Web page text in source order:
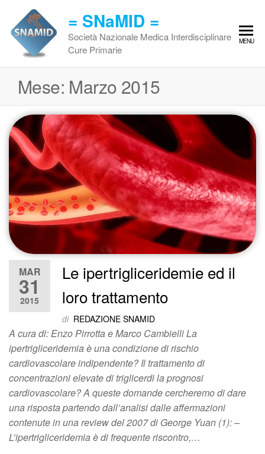
contenuto
= SNaMID =
Società Nazionale Medica Interdisciplinare
Cure Primarie
MENU
Mese: Marzo 2015
MAR
31
2015
Le ipertrigliceridemie ed il
loro trattamento
di REDAZIONE SNAMID
A cura di: Enzo Pirrotta e Marco Cambielli La
ipertrigliceridemia è una condizione di rischio
cardiovascolare indipendente? Il trattamento di
concentrazioni elevate di triglicerdi la prognosi
cardiovascolare? A queste domande cercheremo di dare
una risposta partendo dall’analisi dalle affermazioni
contenute in una review del 2007 di George Yuan (1): –
L’ipertrigliceridemia è di frequente riscontro,…